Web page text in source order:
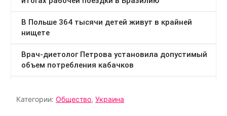
Категории: Общество, Украина